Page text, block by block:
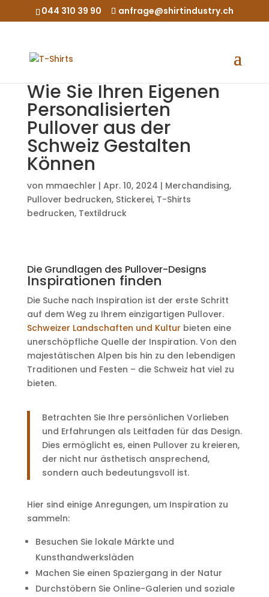
044 310 39 90 anfrage@shirtindustry.ch
Wie Sie Ihren Eigenen
Personalisierten
Pullover aus der
Schweiz Gestalten
Können
von mmaechler | Apr. 10, 2024 | Merchandising,
Pullover bedrucken, Stickerei, T-Shirts
bedrucken, Textildruck
Die Grundlagen des Pullover-Designs
Inspirationen finden
Die Suche nach Inspiration ist der erste Schritt
auf dem Weg zu Ihrem einzigartigen Pullover.
Schweizer Landschaften und Kultur bieten eine
unerschöpfliche Quelle der Inspiration. Von den
majestätischen Alpen bis hin zu den lebendigen
Traditionen und Festen – die Schweiz hat viel zu
bieten.
Betrachten Sie Ihre persönlichen Vorlieben
und Erfahrungen als Leitfaden für das Design.
Dies ermöglicht es, einen Pullover zu kreieren,
der nicht nur ästhetisch ansprechend,
sondern auch bedeutungsvoll ist.
Hier sind einige Anregungen, um Inspiration zu
sammeln:
Besuchen Sie lokale Märkte und
Kunsthandwerksläden
Machen Sie einen Spaziergang in der Natur
Durchstöbern Sie Online-Galerien und soziale